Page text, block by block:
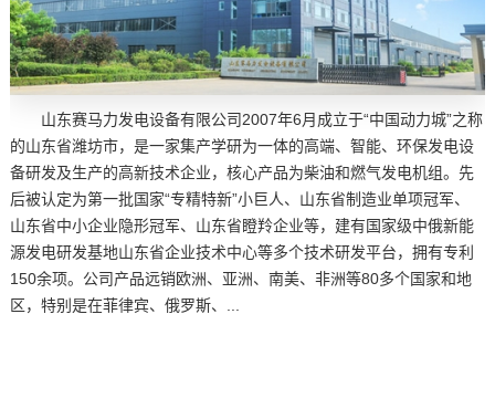
山东赛马力发电设备有限公司2007年6月成立于“中国动力城”之称
的山东省潍坊市，是一家集产学研为一体的高端、智能、环保发电设
备研发及生产的高新技术企业，核心产品为柴油和燃气发电机组。先
后被认定为第一批国家“专精特新”小巨人、山东省制造业单项冠军、
山东省中小企业隐形冠军、山东省瞪羚企业等，建有国家级中俄新能
源发电研发基地山东省企业技术中心等多个技术研发平台，拥有专利
150余项。公司产品远销欧洲、亚洲、南美、非洲等80多个国家和地
区，特别是在菲律宾、俄罗斯、...